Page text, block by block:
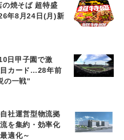
の焼そば 超特盛
年8月24日(月)新
日甲子園で激
カード…28年前
の一戦”
社運営型物流拠
を集約・効率化
適化～